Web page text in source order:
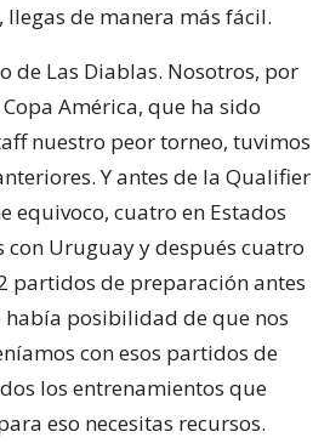
llegas de manera más fácil.
de Las Diablas. Nosotros, por
América, que ha sido
nuestro peor torneo, tuvimos
Y antes de la Qualifier
equivoco, cuatro en Estados
con Uruguay y después cuatro
partidos de preparación antes
había posibilidad de que nos
con esos partidos de
los entrenamientos que
eso necesitas recursos.